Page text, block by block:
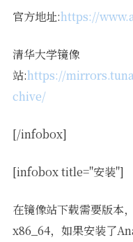
官方地址:https://
清华大学镜像
站:https://
chive/
[/infobox]
[infobox title="安装"]
在镜像站下载需要版本
x86_64，如果安装了